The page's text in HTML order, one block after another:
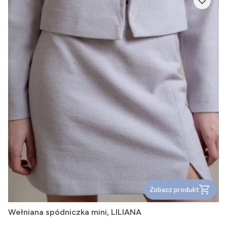
Zobacz produkt
Wełniana spódniczka mini, LILIANA